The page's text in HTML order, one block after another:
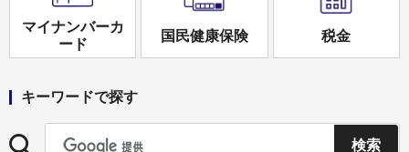
マイナンバーカ
ード
国民健康保険 税金
キーワードで探す